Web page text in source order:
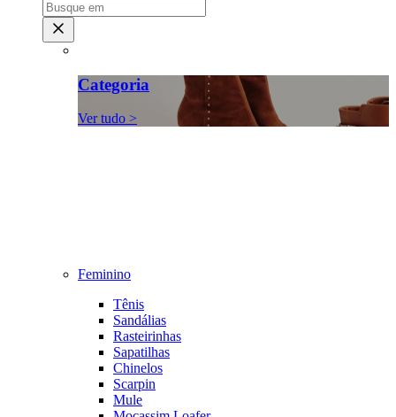
Categoria
Ver tudo >
Feminino
Tênis
Sandálias
Rasteirinhas
Sapatilhas
Chinelos
Scarpin
Mule